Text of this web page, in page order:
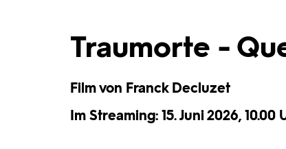
Traumorte -
Film von Franck Decluzet
Im Streaming: 15. Juni 2026, 10.00